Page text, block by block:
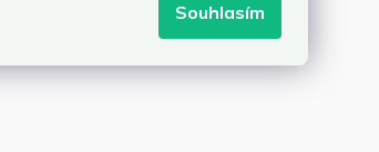
Souhlasím